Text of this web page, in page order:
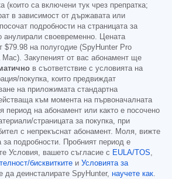
(които са включени тук чрез препратка;
в зависимост от държавата или
подробности на страницата за
анулирали своевременно. Цената
$79.98 на полугодие (SpyHunter Pro
Закупеният от вас абонамент ще
в съответствие с условията на
покупка, които предвиждат
на приложимата стандартна
към момента на първоначалната
период на абонамент или както е посочено
страницата за покупка, при
с непрекъснат абонамент. Моля, вижте
за подробности. Пробният период е
Условия, вашето съгласие с EULA/TOS,
бисквитките и Условията за
да деинсталирате SpyHunter, научете как.